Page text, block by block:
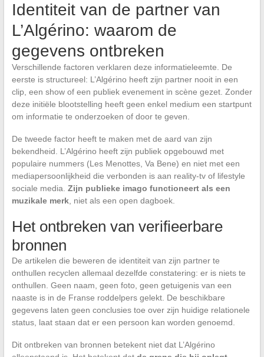
Identiteit van de partner van
L’Algérino: waarom de
gegevens ontbreken
Verschillende factoren verklaren deze informatieleemte. De
eerste is structureel: L’Algérino heeft zijn partner nooit in een
clip, een show of een publiek evenement in scène gezet. Zonder
deze initiële blootstelling heeft geen enkel medium een startpunt
om informatie te onderzoeken of door te geven.
De tweede factor heeft te maken met de aard van zijn
bekendheid. L’Algérino heeft zijn publiek opgebouwd met
populaire nummers (Les Menottes, Va Bene) en niet met een
mediapersoonlijkheid die verbonden is aan reality-tv of lifestyle
sociale media. Zijn publieke imago functioneert als een
muzikale merk, niet als een open dagboek.
Het ontbreken van verifieerbare
bronnen
De artikelen die beweren de identiteit van zijn partner te
onthullen recyclen allemaal dezelfde constatering: er is niets te
onthullen. Geen naam, geen foto, geen getuigenis van een
naaste is in de Franse roddelpers gelekt. De beschikbare
gegevens laten geen conclusies toe over zijn huidige relationele
status, laat staan dat er een persoon kan worden genoemd.
Dit ontbreken van bronnen betekent niet dat L’Algérino